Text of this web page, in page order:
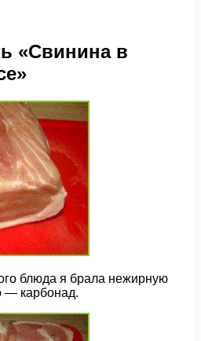
«Свинина в
блюда я брала нежирную
— карбонад.